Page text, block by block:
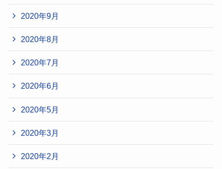
2020年9月
2020年8月
2020年7月
2020年6月
2020年5月
2020年3月
2020年2月